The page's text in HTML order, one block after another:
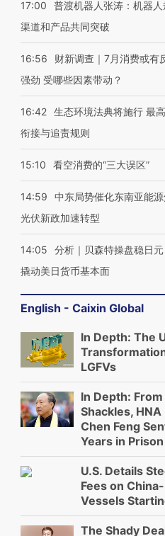
17:00
普渡机器人张涛：机器人
渠道和产品共同突破
16:56
财新调查｜7月消费或有
强劲 受哪些因素带动？
16:42 生态环境法典将施行 最
衔接与追责规则
15:10 看空消费的“三大误区”
14:59
中东局势催化东南亚能
光伏新政加速转型
14:05
分析｜贝森特操盘稳日
撬动美日货币基本面
English - Caixin Global
In Depth: The
LGFVs
In Depth:
Shackles,
Chen Feng
Years in Prison
U.S. Details
Fees on
Vessels
The Shady